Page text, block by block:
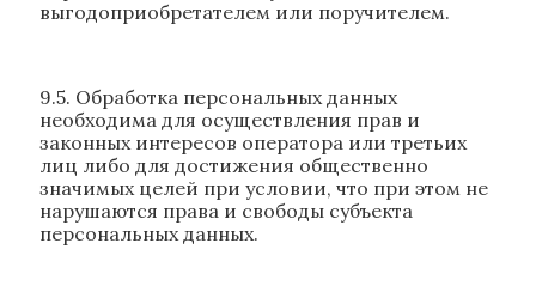
выгодоприобретателем или поручителем.
9.5. Обработка персональных данных
необходима для осуществления прав и
законных интересов оператора или третьих
лиц либо для достижения общественно
значимых целей при условии, что при этом не
нарушаются права и свободы субъекта
персональных данных.